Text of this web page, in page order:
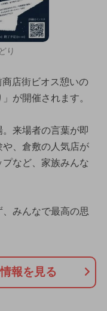
り
店街ビオス憩いの
が開催されます。
来場者の言葉が即
、倉敷の人気店が
など、家族みんな
みんなで最高の思
報を見る